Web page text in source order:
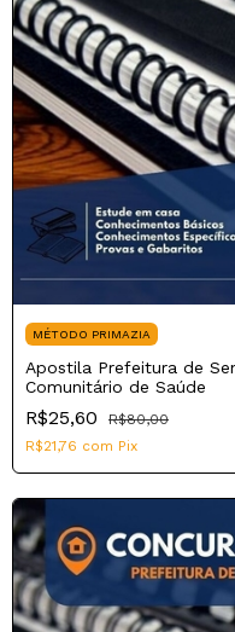
MÉTODO PRIMAZIA
Apostila Prefeitura de
Comunitário de Saúde
R$25,60
R$80,00
R$21,76 com Pix